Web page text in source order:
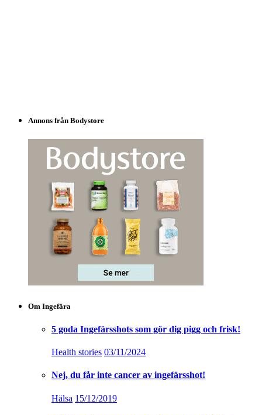
Annons från Bodystore
Om Ingefära
5 goda Ingefärsshots som gör dig pigg och frisk!
Health stories 03/11/2024
Nej, du får inte cancer av ingefärsshot!
Hälsa 15/12/2019